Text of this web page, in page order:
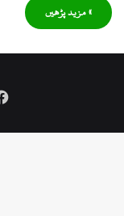
» مزید پڑھیں